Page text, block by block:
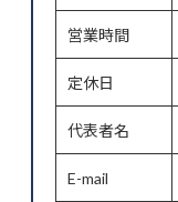
営業時間
定休日
代表者名
E-mail